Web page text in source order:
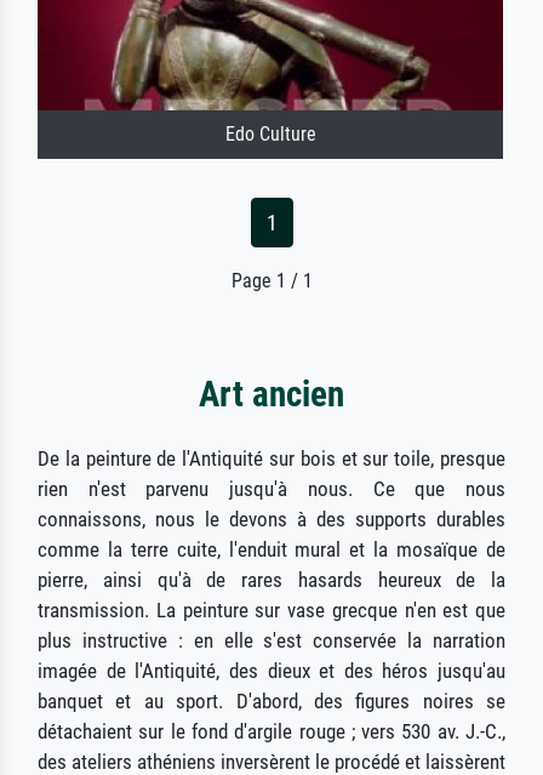
Edo Culture
1
Page 1 / 1
Art ancien
De la peinture de l'Antiquité sur bois et sur toile, presque
rien n'est parvenu jusqu'à nous. Ce que nous
connaissons, nous le devons à des supports durables
comme la terre cuite, l'enduit mural et la mosaïque de
pierre, ainsi qu'à de rares hasards heureux de la
transmission. La peinture sur vase grecque n'en est que
plus instructive : en elle s'est conservée la narration
imagée de l'Antiquité, des dieux et des héros jusqu'au
banquet et au sport. D'abord, des figures noires se
détachaient sur le fond d'argile rouge ; vers 530 av. J.-C.,
des ateliers athéniens inversèrent le procédé et laissèrent